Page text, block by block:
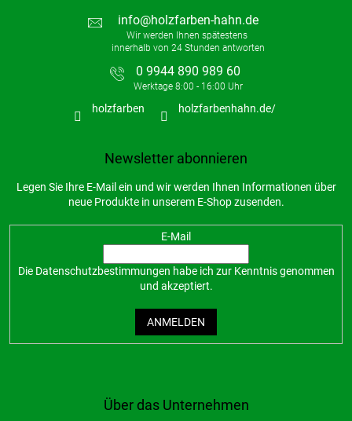
Über das Unternehmen
info@holzfarben-hahn.de
0 9944 890 989 60
holzfarben holzfarbenhahn.de/
Newsletter abonnieren
Legen Sie Ihre E-Mail ein und wir werden Ihnen Informationen über
neue Produkte in unserem E-Shop zusenden.
E-Mail
Die Datenschutzbestimmungen habe ich zur Kenntnis genommen
und akzeptiert.
ANMELDEN